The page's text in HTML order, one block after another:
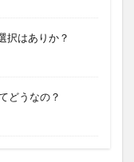
択はありか？
どうなの？